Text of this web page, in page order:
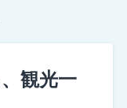
観光一